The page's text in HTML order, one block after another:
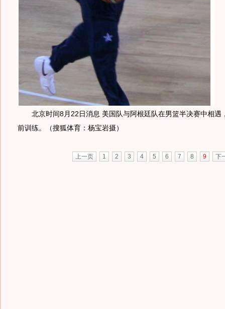
北京时间8月22日消息 美国队与阿根廷队在男篮半决赛中相遇
前训练。（搜狐体育：杨宝岩摄）
上一页 1 2 3 4 5 6 7 8 9 下